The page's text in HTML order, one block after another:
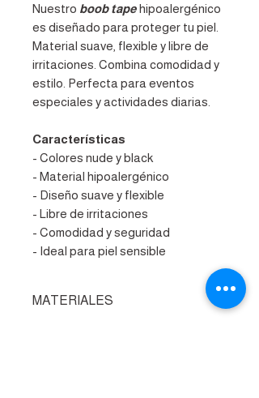
Nuestro boob tape hipoalergénico
es diseñado para proteger tu piel.
Material suave, flexible y libre de
irritaciones. Combina comodidad y
estilo. Perfecta para eventos
especiales y actividades diarias.
Características
- Colores nude y black
- Material hipoalergénico
- Diseño suave y flexible
- Libre de irritaciones
- Comodidad y seguridad
- Ideal para piel sensible
MATERIALES